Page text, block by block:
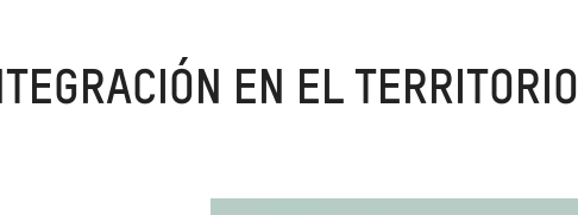
EN EL TERRITORIO